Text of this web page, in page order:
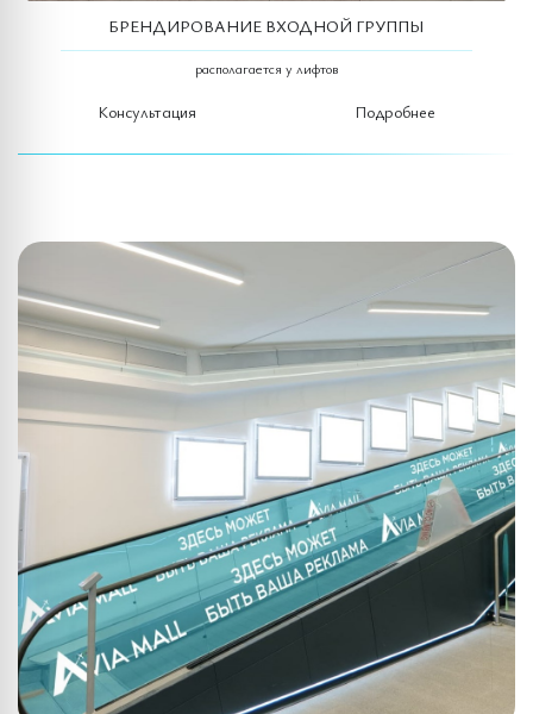
БРЕНДИРОВАНИЕ ВХОДНОЙ ГРУППЫ
располагается у лифтов
Консультация Подробнее